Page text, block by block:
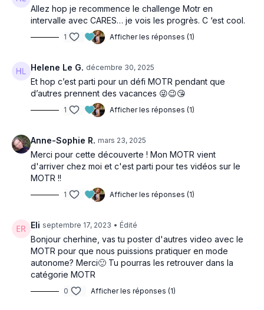
Allez hop je recommence le challenge Motr en
intervalle avec CARES… je vois les progrès. C ‘est cool.
1 Afficher les réponses (1)
Helene Le G. décembre 30, 2025
Et hop c’est parti pour un défi MOTR pendant que
d’autres prennent des vacances 😜😉😘
1 Afficher les réponses (1)
Anne-Sophie R. mars 23, 2025
Merci pour cette découverte ! Mon MOTR vient
d'arriver chez moi et c'est parti pour tes vidéos sur le
MOTR !!
1 Afficher les réponses (1)
Eli septembre 17, 2023 • Édité
Bonjour cherhine, vas tu poster d'autres video avec le
MOTR pour que nous puissions pratiquer en mode
autonome? Merci🙂 Tu pourras les retrouver dans la
catégorie MOTR
0 Afficher les réponses (1)